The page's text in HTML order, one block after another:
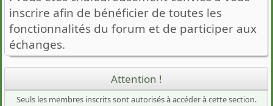
inscrire afin de bénéficier de toutes les
fonctionnalités du forum et de participer aux
échanges.
Attention !
Seuls les membres inscrits sont autorisés à accéder à cette section.